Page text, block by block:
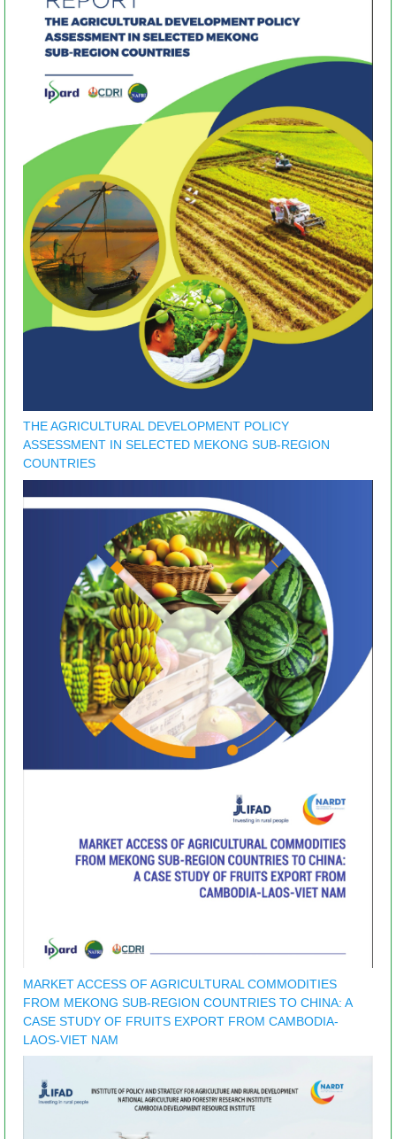
THE AGRICULTURAL DEVELOPMENT POLICY
ASSESSMENT IN SELECTED MEKONG SUB-REGION
COUNTRIES
MARKET ACCESS OF AGRICULTURAL COMMODITIES
FROM MEKONG SUB-REGION COUNTRIES TO CHINA: A
CASE STUDY OF FRUITS EXPORT FROM CAMBODIA-
LAOS-VIET NAM